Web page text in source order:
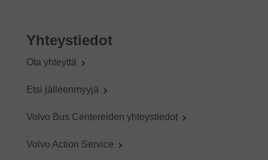
Yhteystiedot
Ota yhteyttä
Etsi jälleenmyyjä
Volvo Bus Centereiden yhteystiedot
Volvo Action Service